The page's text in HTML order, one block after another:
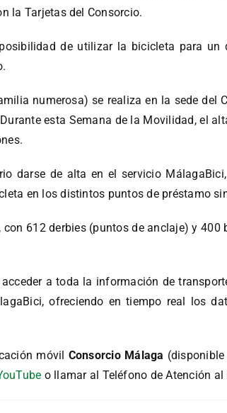
la Tarjetas del Consorcio.
de utilizar la bicicleta para un
numerosa) se realiza en la sede del
esta Semana de la Movilidad, el
darse de alta en el servicio
en los distintos puntos de préstamo
612 derbies (puntos de anclaje) y
a toda la información de
ofreciendo en tiempo real los
móvil Consorcio Málaga
o llamar al Teléfono de Atención